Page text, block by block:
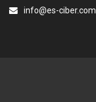
info@es-ciber.com